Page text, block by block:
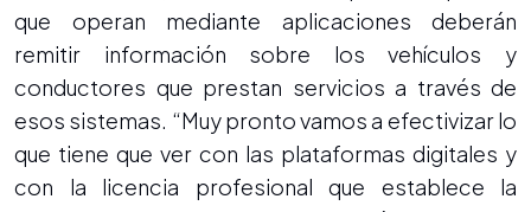
que operan mediante aplicaciones deberán
remitir información sobre los vehículos y
conductores que prestan servicios a través de
esos sistemas. “Muy pronto vamos a efectivizar lo
que tiene que ver con las plataformas digitales y
con la licencia profesional que establece la